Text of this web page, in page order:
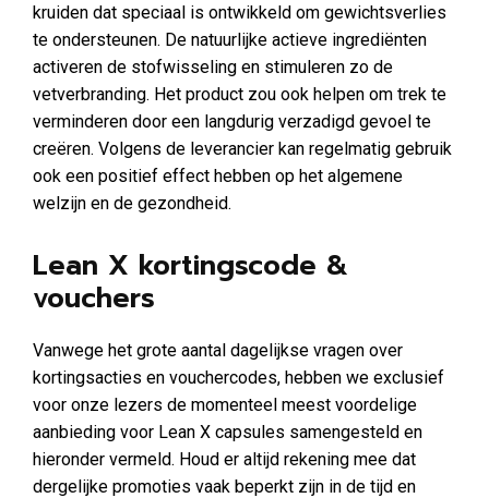
kruiden dat speciaal is ontwikkeld om gewichtsverlies
te ondersteunen. De natuurlijke actieve ingrediënten
activeren de stofwisseling en stimuleren zo de
vetverbranding. Het product zou ook helpen om trek te
verminderen door een langdurig verzadigd gevoel te
creëren. Volgens de leverancier kan regelmatig gebruik
ook een positief effect hebben op het algemene
welzijn en de gezondheid.
Lean X kortingscode &
vouchers
Vanwege het grote aantal dagelijkse vragen over
kortingsacties en vouchercodes, hebben we exclusief
voor onze lezers de momenteel meest voordelige
aanbieding voor Lean X capsules samengesteld en
hieronder vermeld. Houd er altijd rekening mee dat
dergelijke promoties vaak beperkt zijn in de tijd en